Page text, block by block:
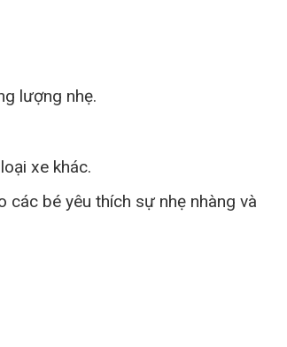
lượng nhẹ.
xe khác.
bé yêu thích sự nhẹ nhàng và